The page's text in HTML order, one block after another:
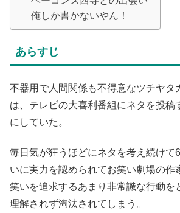
俺しか書かないやん！
あらすじ
不器用で人間関係も不得意なツチヤタ
は、テレビの大喜利番組にネタを投稿
にしていた。
毎日気が狂うほどにネタを考え続けて
いに実力を認められてお笑い劇場の作
笑いを追求するあまり非常識な行動を
理解されず淘汰されてしまう。